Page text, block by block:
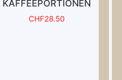
KAFFEEPORTIONEN
CHF28.50